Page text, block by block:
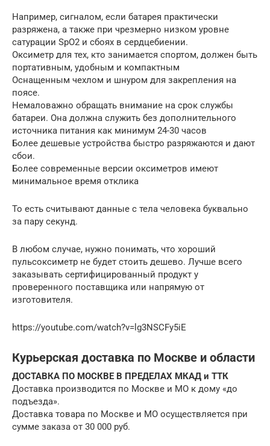
Например, сигналом, если батарея практически
разряжена, а также при чрезмерно низком уровне
сатурации SpO2 и сбоях в сердцебиении.
Оксиметр для тех, кто занимается спортом, должен быть
портативным, удобным и компактным
Оснащенным чехлом и шнуром для закрепления на
поясе.
Немаловажно обращать внимание на срок службы
батареи. Она должна служить без дополнительного
источника питания как минимум 24-30 часов
Более дешевые устройства быстро разряжаются и дают
сбои.
Более современные версии оксиметров имеют
минимальное время отклика
То есть считывают данные с тела человека буквально
за пару секунд.
В любом случае, нужно понимать, что хороший
пульсоксиметр не будет стоить дешево. Лучше всего
заказывать сертифицированный продукт у
проверенного поставщика или напрямую от
изготовителя.
https://youtube.com/watch?v=lg3NSCFy5iE
Курьерская доставка по Москве и области
ДОСТАВКА ПО МОСКВЕ В ПРЕДЕЛАХ МКАД и ТТК
Доставка производится по Москве и МО к дому «до
подъезда».
Доставка товара по Москве и МО осуществляется при
сумме заказа от 30 000 руб.